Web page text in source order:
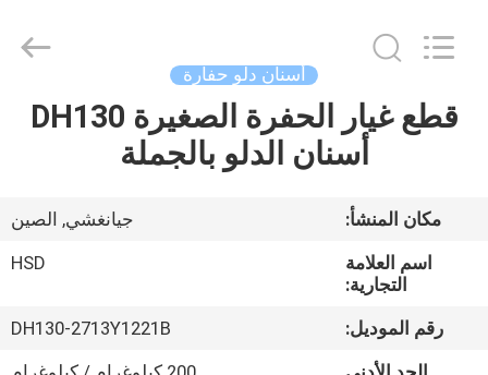
الصفحة
منتجات
معلومات
Reserved.
أسنان دلو حفارة
قطع غيار الحفرة الصغيرة DH130
أسنان الدلو بالجملة
مكان المنشأ:
جيانغشي, الصين
اسم العلامة
التجارية:
HSD
رقم الموديل:
DH130-2713Y1221B